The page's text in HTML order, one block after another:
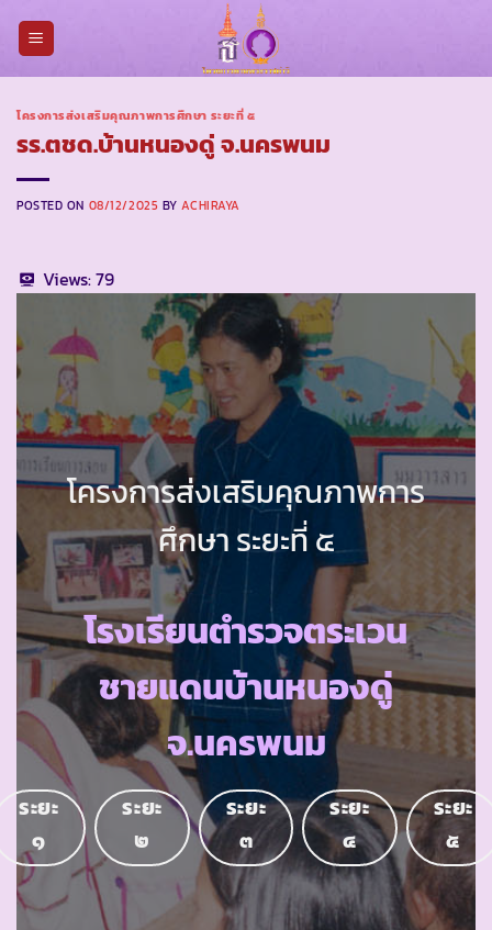
โครงการส่งเสริมคุณภาพการศึกษา ระยะที่ ๕
รร.ตชด.บ้านหนองดู่ จ.นครพนม
POSTED ON 08/12/2025 BYACHIRAYA
Views:79
โครงการส่งเสริมคุณภาพการ
ศึกษา ระยะที่ ๕
โรงเรียนตำรวจตระเวน
ชายแดนบ้านหนองดู่
จ.นครพนม
ระยะ
๑
ระยะ
๒
ระยะ
๓
ระยะ
๔
ระยะ
๕